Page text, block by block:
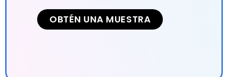
OBTÉN UNA MUESTRA